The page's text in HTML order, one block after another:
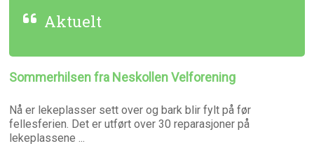
Aktuelt
Sommerhilsen fra Neskollen Velforening
Nå er lekeplasser sett over og bark blir fylt på før
fellesferien. Det er utført over 30 reparasjoner på
lekeplassene ...